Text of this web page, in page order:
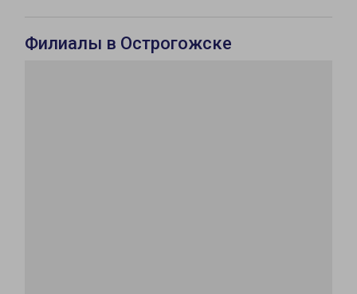
Филиалы в Острогожске